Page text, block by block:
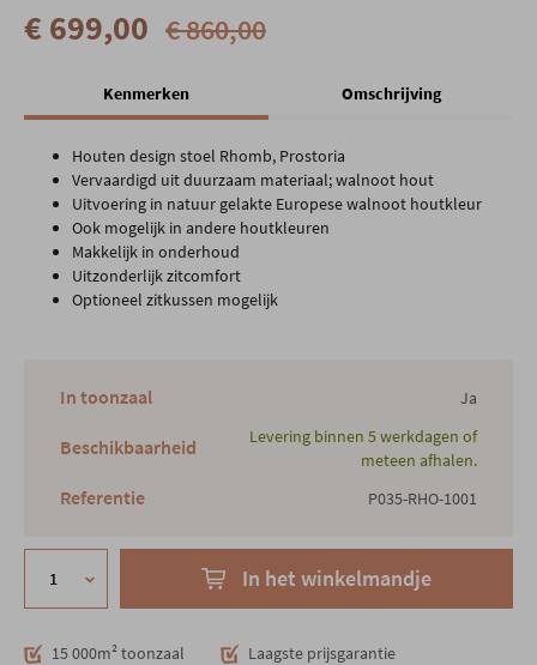
€ 699,00 € 860,00
Kenmerken Omschrijving
Houten design stoel Rhomb, Prostoria
Vervaardigd uit duurzaam materiaal; walnoot hout
Uitvoering in natuur gelakte Europese walnoot houtkleur
Ook mogelijk in andere houtkleuren
Makkelijk in onderhoud
Uitzonderlijk zitcomfort
Optioneel zitkussen mogelijk
In toonzaal Ja
Beschikbaarheid
Levering binnen 5 werkdagen of
meteen afhalen.
Referentie P035-RHO-1001
In het winkelmandje
15 000m² toonzaal
Laagste prijsgarantie